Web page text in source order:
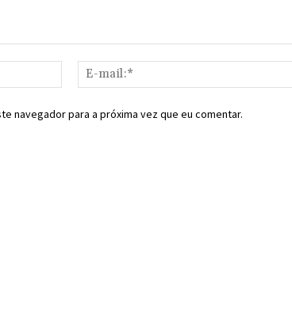
Nome:*
navegador para a próxima vez que eu comentar.